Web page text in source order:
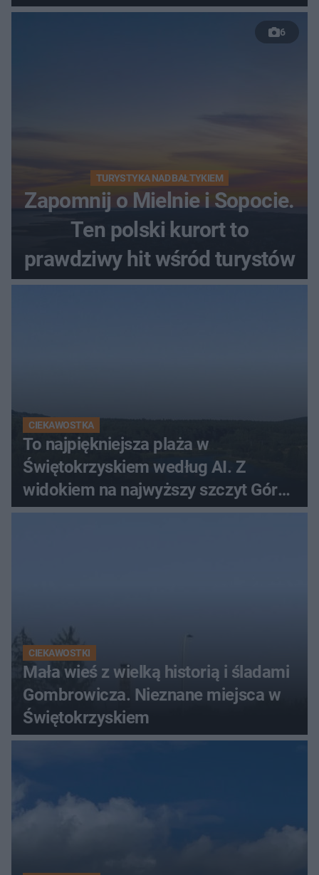
6
TURYSTYKA NAD BAŁTYKIEM
Zapomnij o Mielnie i Sopocie.
Ten polski kurort to
prawdziwy hit wśród turystów
CIEKAWOSTKA
To najpiękniejsza plaża w
Świętokrzyskiem według AI. Z
widokiem na najwyższy szczyt Gór
Świętokrzyskich
CIEKAWOSTKI
Mała wieś z wielką historią i śladami
Gombrowicza. Nieznane miejsca w
Świętokrzyskiem